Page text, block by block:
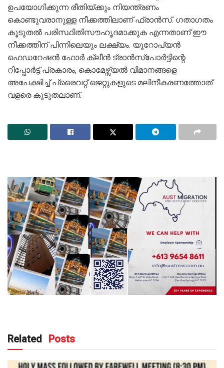
ഉപയോഗിക്കുന്ന രീതിയ്ക്കും നിയന്ത്രണം
കൊണ്ടുവരാനുള്ള നീക്കത്തിലാണ് ഫ്രാൻസ്. ഗതാഗതം
കൂടുതല്‍ പരിസ്ഥിതിസൗഹൃദമാക്കുക എന്നതാണ് ഈ
നീക്കത്തിന് പിന്നിലെയും ലക്ഷ്യം. യൂറോപ്യൻ
ഫെഡറേഷൻ ഫോര്‍ ക്ലീൻ ട്രാൻസ്പോര്‍ട്ടിന്റെ
റിപ്പോര്‍ട്ട് പ്രകാരം, കൊമേഴ്സ്യല്‍ വിമാനങ്ങളെ
അപേക്ഷിച്ച്‌ പ്രൈവറ്റ് ജെറ്റുകളുടെ മലിനീകരണത്തോത്
വളരെ കൂടുതലാണ്.
Related Posts